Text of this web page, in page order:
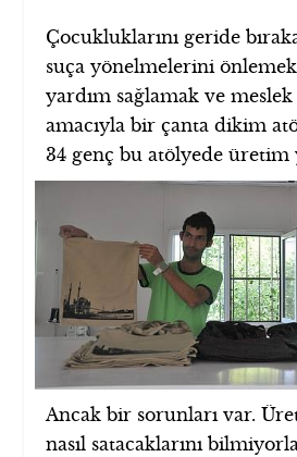
Çocukluklarını geride
suça yönelmelerini
yardım sağlamak ve
amacıyla bir çanta dikim
34 genç buatölyede üretim
Ancak bir sorunları var.
nasıl satacaklarını